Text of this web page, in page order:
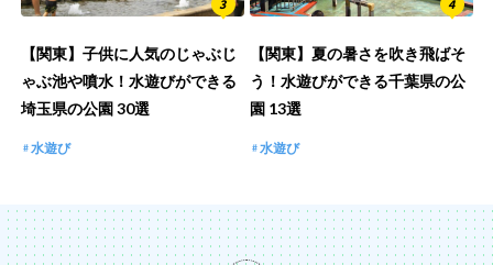
【関東】子供に人気のじゃぶじ
ゃぶ池や噴水！水遊びができる
埼玉県の公園 30選
水遊び
【関東】夏の暑さを吹き飛ばそ
う！水遊びができる千葉県の公
園 13選
水遊び